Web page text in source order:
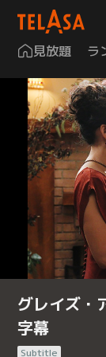
見放題 ラ
グレイズ・
字幕
Subtitle